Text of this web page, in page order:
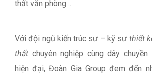
thất văn phòng…
Với đội ngũ kiến trúc sư – kỹ sư thiết
thất chuyên nghiệp cùng dây chuyền
hiện đại, Đoàn Gia Group đem đến